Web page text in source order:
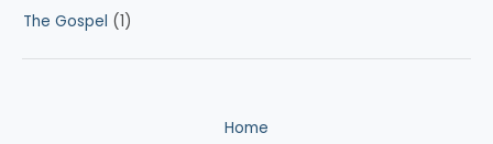
The Gospel (1)
Home